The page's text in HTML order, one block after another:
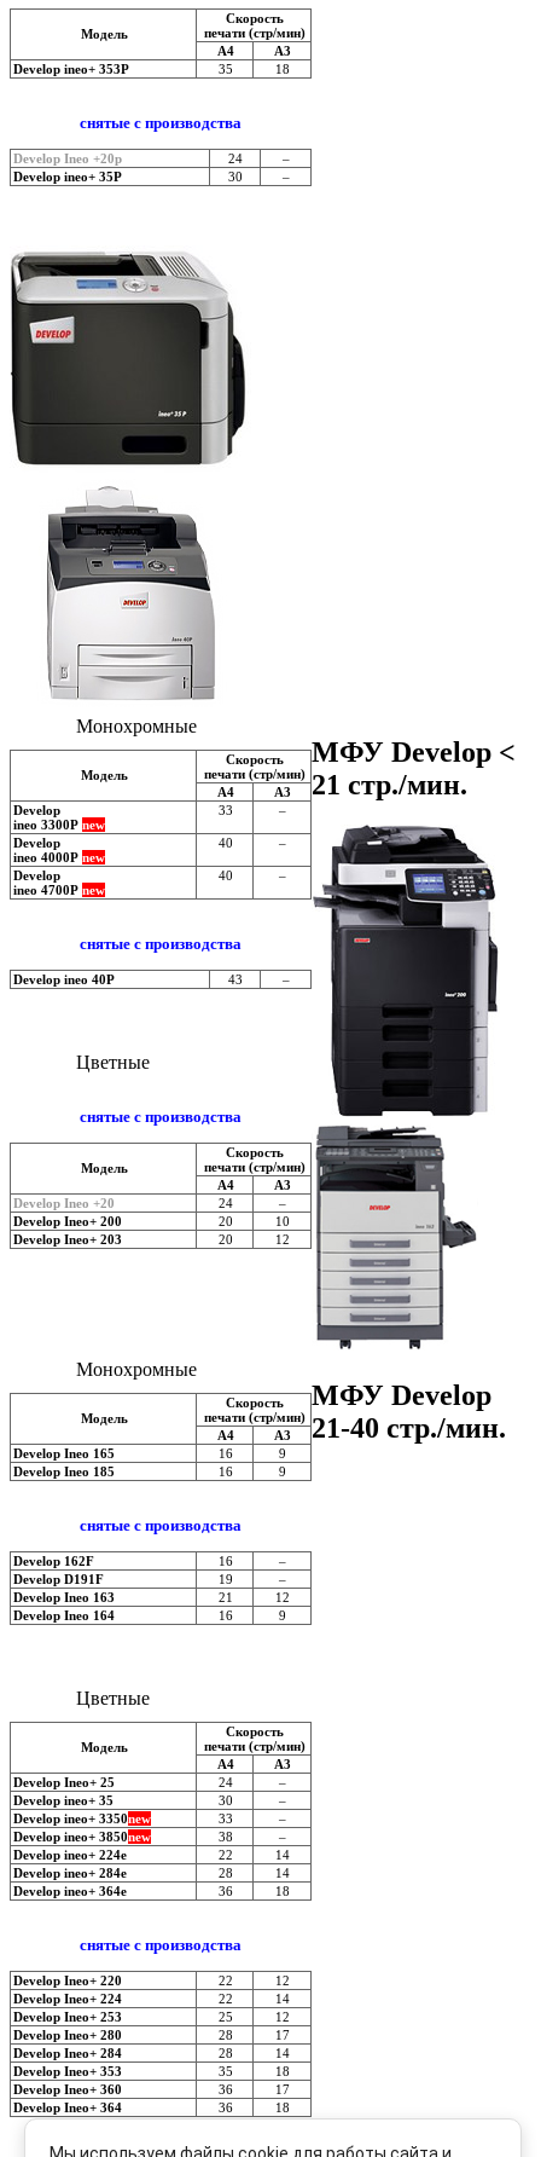
Модель
Скорость
печати (стр/мин)
А4
А3
Develop ineo+ 353P
35 18
cнятые с производства
Develop Ineo +20p 24
–
Develop ineo+ 35P
30 –
Монохромные
Модель
Скорость
печати (стр/мин)
А4
А3
Develop
ineo 3300P new
33 –
Develop
ineo 4000P new
40 –
Develop
ineo 4700P new
40 –
cнятые с производства
Develop ineo 40P 43 –
МФУ Develop <
21 стр./мин.
Цветные
cнятые с производства
Модель
Скорость
печати (стр/мин)
А4
А3
Develop Ineo +20
24
–
Develop Ineo+ 200
20
10
Develop Ineo+ 203
20 12
Монохромные
Модель
Скорость
печати (стр/мин)
А4
А3
Develop Ineo 165
16
9
Develop Ineo 185
16 9
cнятые с производства
Develop 162F 16
–
Develop D191F
19
–
Develop Ineo 163
21
12
Develop Ineo 164
16 9
МФУ Develop
21-40 стр./мин.
Цветные
Модель
Скорость
печати (стр/мин)
А4
А3
Develop Ineo+ 25
24
–
Develop ineo+ 35
30
–
Develop ineo+ 3350new 33
–
Develop ineo+ 3850new 38
–
Develop ineo+ 224e
22
14
Develop ineo+ 284e
28
14
Develop ineo+ 364e
36 18
cнятые с производства
Develop Ineo+ 220 22
12
Develop Ineo+ 224
22
14
Develop Ineo+ 253
25
12
Develop Ineo+ 280
28
17
Develop Ineo+ 284
28
14
Develop Ineo+ 353
35
18
Develop Ineo+ 360
36
17
Develop Ineo+ 364
36 18